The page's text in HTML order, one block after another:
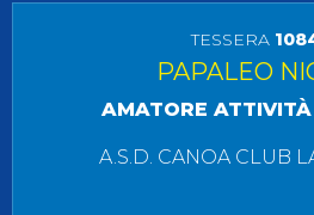
TESSERA
PAPALEO
AMATORE
A.S.D. CANOA CLUB